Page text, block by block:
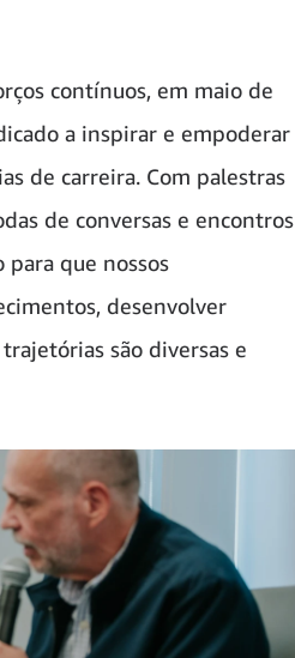
contínuos, em maio de
a inspirar e empoderar
de carreira. Com palestras
de conversas e encontros
que nossos
desenvolver
são diversas e